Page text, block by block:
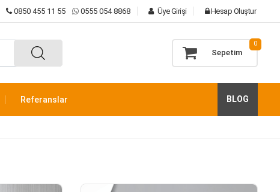
0850 455 11 55 0555 054 8868 Üye Girişi Hesap Oluştur
Sepetim
0
Referanslar BLOG